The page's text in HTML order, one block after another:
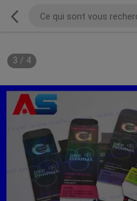
3 / 4